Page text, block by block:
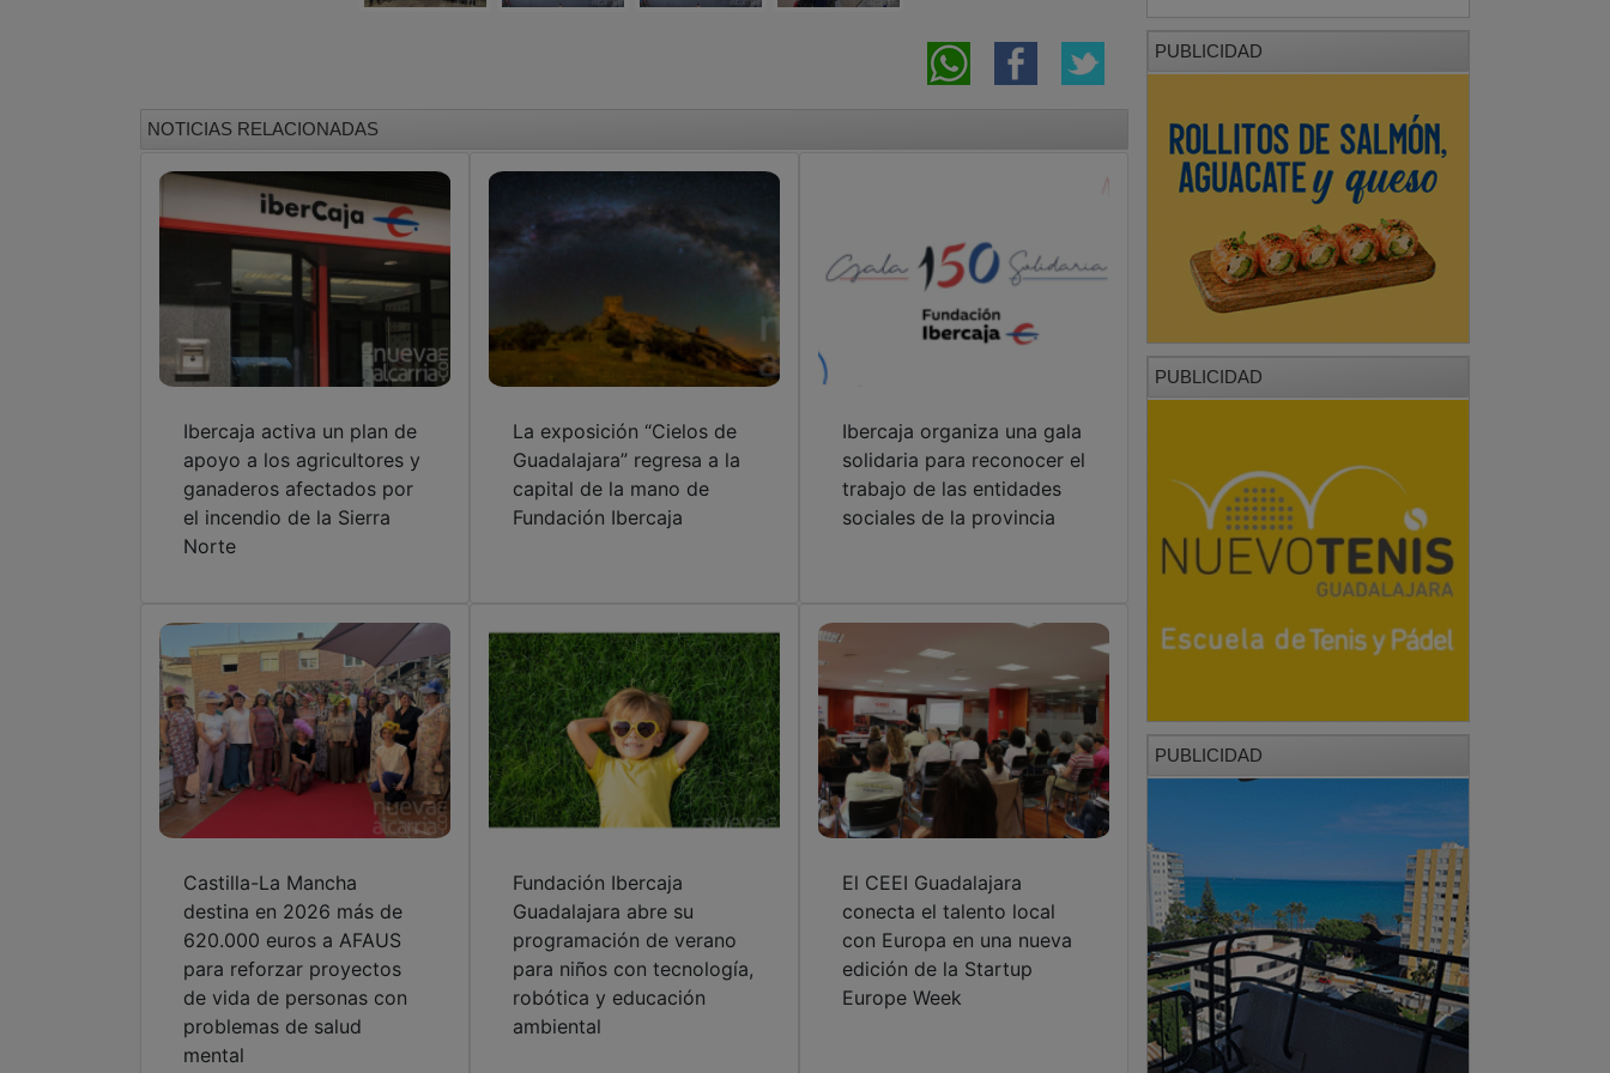
NOTICIAS RELACIONADAS
Ibercaja activa un plan de
apoyo a los agricultores y
ganaderos afectados por
el incendio de la Sierra
Norte
La exposición “Cielos de
Guadalajara” regresa a la
capital de la mano de
Fundación Ibercaja
Ibercaja organiza una gala
solidaria para reconocer el
trabajo de las entidades
sociales de la provincia
Castilla-La Mancha
destina en 2026 más de
620.000 euros a AFAUS
para reforzar proyectos
de vida de personas con
problemas de salud
mental
Fundación Ibercaja
Guadalajara abre su
programación de verano
para niños con tecnología,
robótica y educación
ambiental
El CEEI Guadalajara
conecta el talento local
con Europa en una nueva
edición de la Startup
Europe Week
PUBLICIDAD
PUBLICIDAD
PUBLICIDAD